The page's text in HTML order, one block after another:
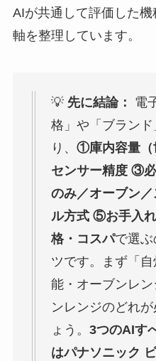
AIが共通して評価した
軸を整理しています。
💡 先に結論：
電
格」や「ブラン
り、 ①庫内容量（
センサー精度 ③
のみ／オーブン
ル方式 ⑤お手入
格・コスパで選ぶ
ツです。まず「
能・オーブンレ
ンレンジのどれ
ょう。 3つのAIす
はパナソニック